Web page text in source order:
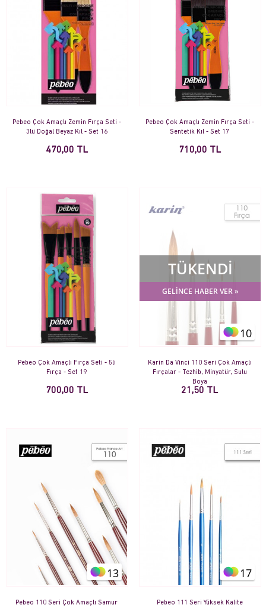
Pebeo Çok Amaçlı Zemin Fırça Seti -
3lü Doğal Beyaz Kıl - Set 16
470,00 TL
Pebeo Çok Amaçlı Zemin Fırça Seti -
Sentetik Kıl - Set 17
710,00 TL
Pebeo Çok Amaçlı Fırça Seti - 5li
Fırça - Set 19
700,00 TL
10
TÜKENDİ
GELİNCE HABER VER »
Karin Da Vinci 110 Seri Çok Amaçlı
Fırçalar - Tezhib, Minyatür, Sulu
Boya
21,50 TL
13
Pebeo 110 Seri Çok Amaçlı Samur
17
Pebeo 111 Seri Yüksek Kalite